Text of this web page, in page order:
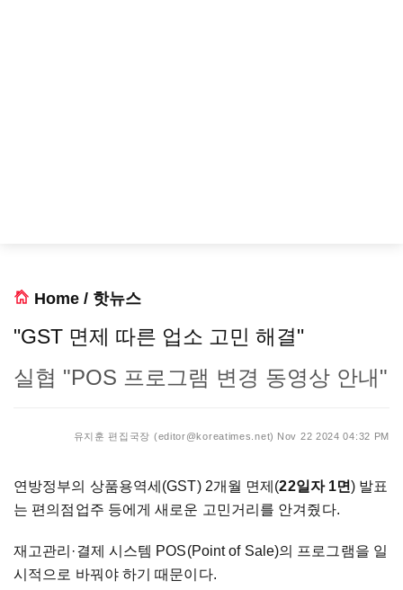
Home / 핫뉴스
"GST 면제 따른 업소 고민 해결"
실협 "POS 프로그램 변경 동영상 안내"
유지훈 편집국장 (editor@koreatimes.net) Nov 22 2024 04:32 PM
연방정부의 상품용역세(GST) 2개월 면제(22일자 1면) 발표
는 편의점업주 등에게 새로운 고민거리를 안겨줬다.
재고관리 ·결제 시스템 POS(Point of Sale)의 프로그램을 일
시적으로 바꿔야 하기 때문이다.